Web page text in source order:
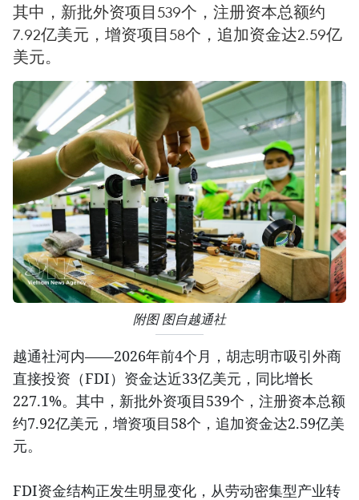
其中，新批外资项目539个，注册资本总额约
7.92亿美元，增资项目58个，追加资金达2.59亿
美元。
附图 图自越通社
越通社河内——2026年前4个月，胡志明市吸引外商
直接投资（FDI）资金达近33亿美元，同比增长
227.1%。其中，新批外资项目539个，注册资本总额
约7.92亿美元，增资项目58个，追加资金达2.59亿美
元。
FDI资金结构正发生明显变化，从劳动密集型产业转